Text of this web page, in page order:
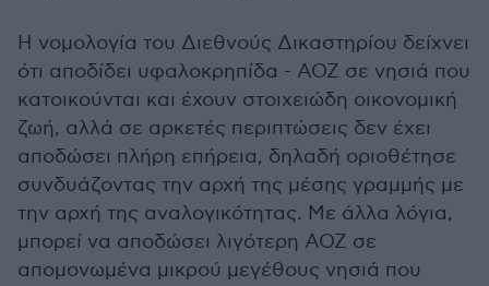
Η νομολογία του Διεθνούς Δικαστηρίου δείχνει
ότι αποδίδει υφαλοκρηπίδα - ΑΟΖ σε νησιά που
κατοικούνται και έχουν στοιχειώδη οικονομική
ζωή, αλλά σε αρκετές περιπτώσεις δεν έχει
αποδώσει πλήρη επήρεια, δηλαδή οριοθέτησε
συνδυάζοντας την αρχή της μέσης γραμμής με
την αρχή της αναλογικότητας. Με άλλα λόγια,
μπορεί να αποδώσει λιγότερη ΑΟΖ σε
απομονωμένα μικρού μεγέθους νησιά που